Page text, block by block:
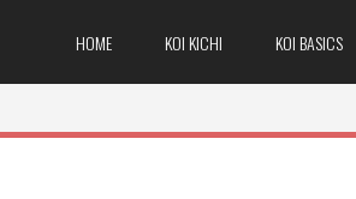
HOME KOI KICHI KOI BASICS